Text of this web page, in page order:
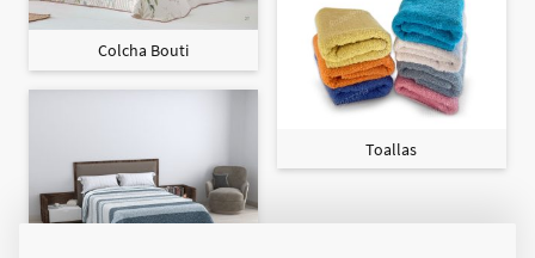
Colcha Bouti
Toallas